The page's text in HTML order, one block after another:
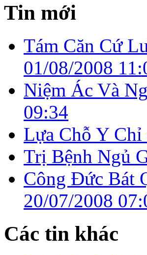
Tin mới
Tám Căn Cứ
01/08/2008
Niệm Ác Và
09:34
Lựa Chỗ Y Chỉ
Trị Bệnh Ngủ
Công Ðức Bát
20/07/2008
Các tin khác